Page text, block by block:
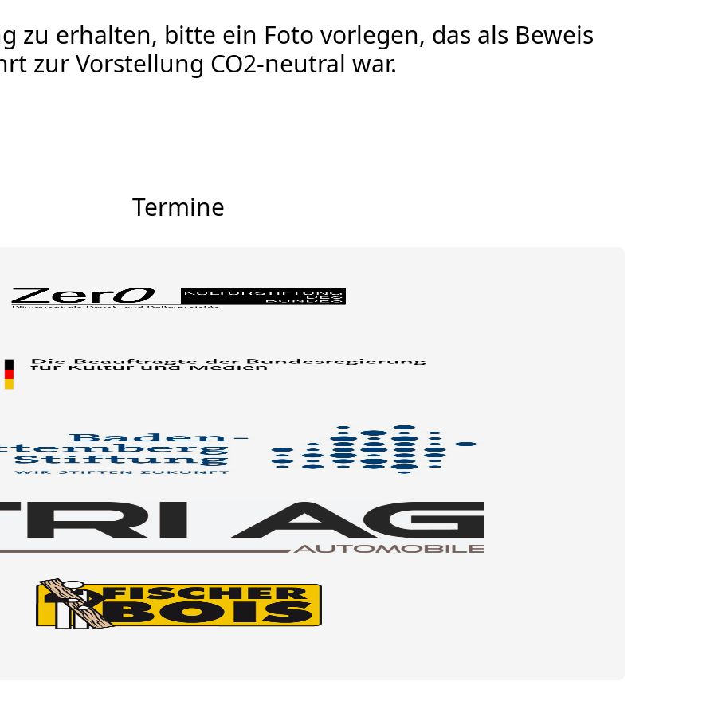
zu erhalten, bitte ein Foto vorlegen, das als Beweis
zur Vorstellung CO2-neutral war.
Termine